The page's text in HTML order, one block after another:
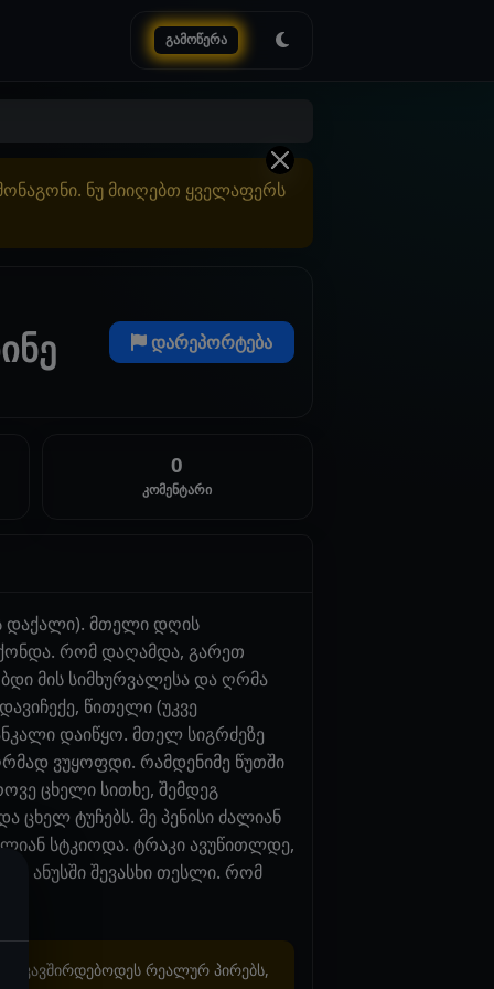
გამოწერა
ნუ მიიღებთ ყველაფერს
დარეპორტება
0
კომენტარი
დაქალი). მთელი დღის
რომ დაღამდა, გარეთ
მის სიმხურვალესა და ღრმა
წითელი (უკვე
დაიწყო. მთელ სიგრძეზე
ვუყოფდი. რამდენიმე წუთში
ცხელი სითხე, შემდეგ
ცხელ ტუჩებს. მე პენისი ძალიან
სტკიოდა. ტრაკი ავუწითლდე,
ანუსში შევასხი თესლი. რომ
უკავშირდებოდეს რეალურ პირებს,